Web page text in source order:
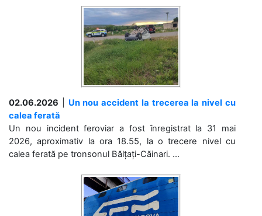
02.06.2026
Un nou accident la trecerea la nivel cu
calea ferată
Un nou incident feroviar a fost înregistrat la 31 mai
2026, aproximativ la ora 18.55, la o trecere nivel cu
calea ferată pe tronsonul Bălțați-Căinari. ...